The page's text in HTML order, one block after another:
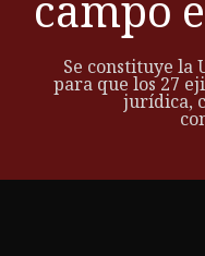
campo
Se constituye la
para que los 27
jurídica,